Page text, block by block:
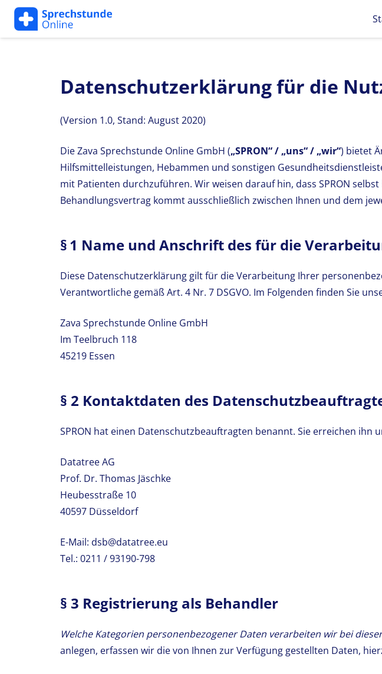
Datenschutzerklärung für die
(Version 1.0, Stand: August 2020)
Die Zava Sprechstunde Online GmbH („SPRON“ / „uns“ / „wir“) bietet
Hilfsmittelleistungen, Hebammen und sonstigen
mit Patienten durchzuführen. Wir weisen darauf hin, dass SPRON
Behandlungsvertrag kommt ausschließlich zwischen Ihnen und dem
§ 1 Name und Anschrift des für die
Diese Datenschutzerklärung gilt für die Verarbeitung Ihrer
Verantwortliche gemäß Art. 4 Nr. 7 DSGVO. Im Folgenden finden Sie
Zava Sprechstunde Online GmbH
Im Teelbruch 118
45219 Essen
§ 2 Kontaktdaten des
SPRON hat einen Datenschutzbeauftragten benannt. Sie erreichen ihn
Datatree AG
Prof. Dr. Thomas Jäschke
Heubesstraße 10
40597 Düsseldorf
E-Mail: dsb@datatree.eu
Tel.: 0211 / 93190-798
§ 3 Registrierung als Behandler
Welche Kategorien personenbezogener Daten verarbeiten wir bei
anlegen, erfassen wir die von Ihnen zur Verfügung gestellten Daten,